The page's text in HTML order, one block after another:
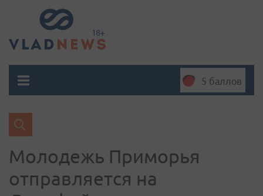
5 баллов
Молодежь Приморья
отправляется на